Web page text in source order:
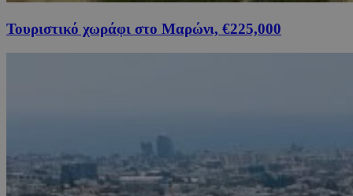
Τουριστικό χωράφι στο Μαρώνι, €225,000